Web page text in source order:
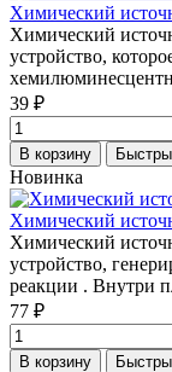
Химический
Химический
устройство,
39 ₽
В корзину
Новинка
Химический
Химический
устройство,
реакции . Внутри
77 ₽
В корзину